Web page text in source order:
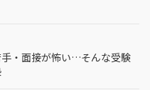
・面接が怖い…そんな受験